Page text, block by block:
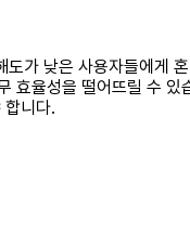
가 낮은 사용자들에게
율성을 떨어뜨릴 수
합니다.